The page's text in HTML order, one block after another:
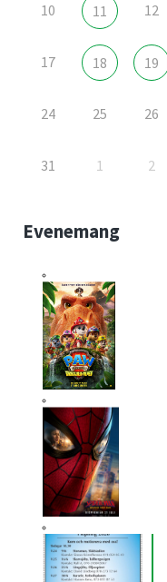
10 11 12
17 18 19
24 25 26
31 1 2
Evenemang